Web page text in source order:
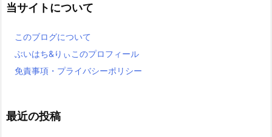
当サイトについて
このブログについて
ぶいはち&りぃこのプロフィール
免責事項・プライバシーポリシー
最近の投稿